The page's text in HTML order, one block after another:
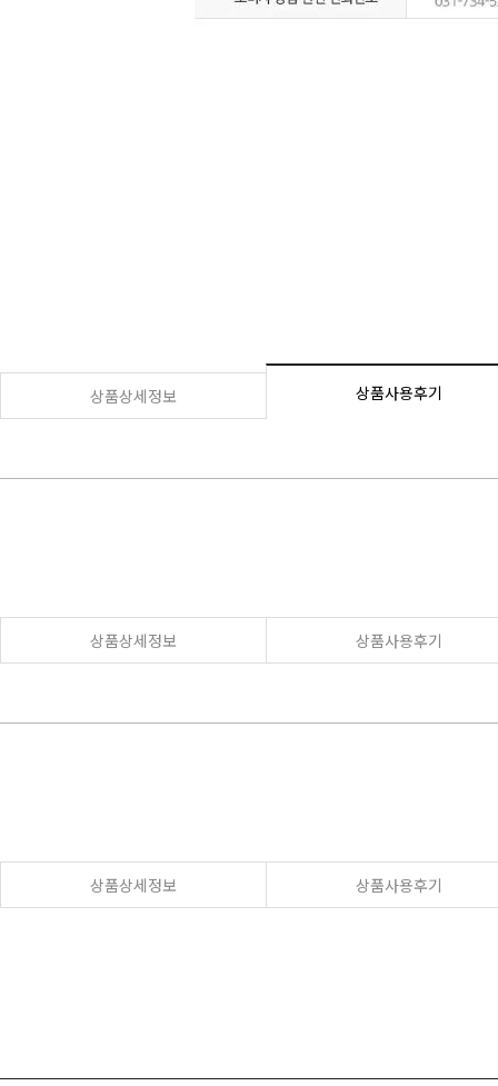
상품상세정보 상품사용후기
상품상세정보 상품사용후기
상품상세정보 상품사용후기